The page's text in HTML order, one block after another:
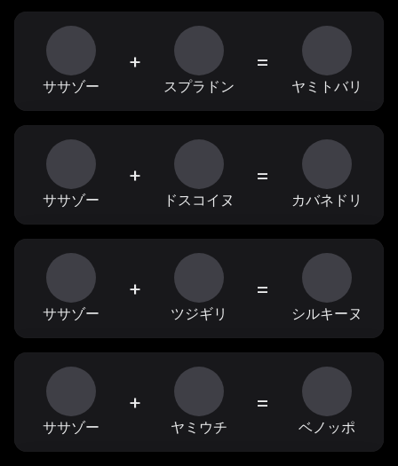
ササゾー
+
スプラドン
=
ヤミトバリ
ササゾー
+
ドスコイヌ
=
カバネドリ
ササゾー
+
ツジギリ
=
シルキーヌ
ササゾー
+
ヤミウチ
=
ベノッポ